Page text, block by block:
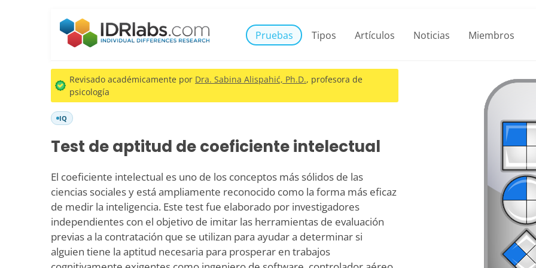
Pruebas Tipos Artículos Noticias Miembros
Revisado académicamente por Dra. Sabina Alispahić, Ph.D., profesora de
psicología
IQ
Test de aptitud de coeficiente intelectual
El coeficiente intelectual es uno de los conceptos más sólidos de las
ciencias sociales y está ampliamente reconocido como la forma más eficaz
de medir la inteligencia. Este test fue elaborado por investigadores
independientes con el objetivo de imitar las herramientas de evaluación
previas a la contratación que se utilizan para ayudar a determinar si
alguien tiene la aptitud necesaria para prosperar en trabajos